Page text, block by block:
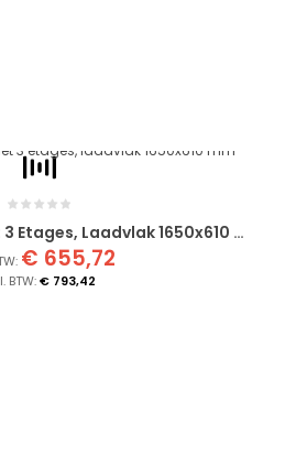
Etagewagen 4296 Met 3 Etages, Laadvlak 1650x610 Mm
€ 793,42
€ 655,72